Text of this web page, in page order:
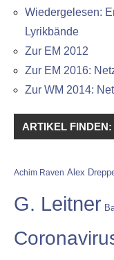
Wiedergelesen:
Lyrikbände
Zur EM 2012
Zur EM 2016:
Zur WM 2014:
ARTIKEL
Achim Raven Alex
G. Leitner